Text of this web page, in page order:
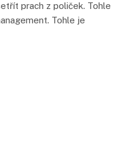
prach z poliček. Tohle
Tohle je